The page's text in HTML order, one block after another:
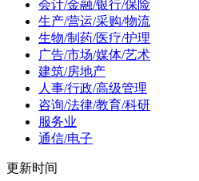
会计/金融/银行/保险
生产/营运/采购/物流
生物/制药/医疗/护理
广告/市场/媒体/艺术
建筑/房地产
人事/行政/高级管理
咨询/法律/教育/科研
服务业
通信/电子
更新时间